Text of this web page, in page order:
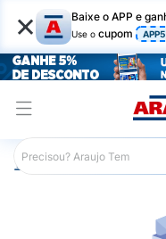
× Baixe o APP e
Use o cupom APP5
Araujo